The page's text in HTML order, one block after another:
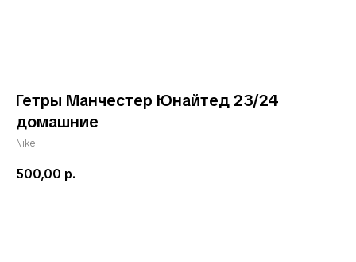
Гетры Манчестер Юнайтед 23/24
домашние
Nike
500,00 р.